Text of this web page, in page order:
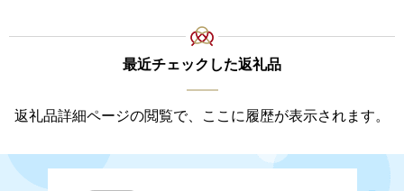
最近チェックした返礼品
返礼品詳細ページの閲覧で、ここに履歴が表示されます。